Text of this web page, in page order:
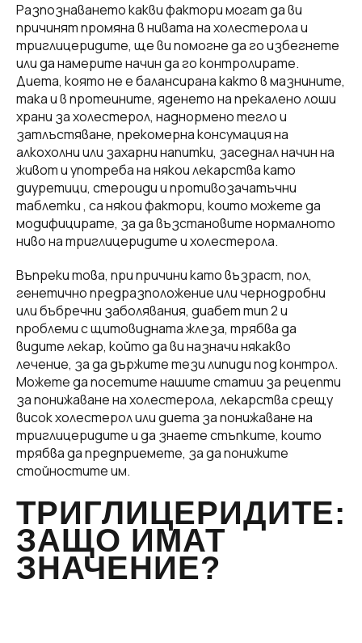
Разпознаването какви фактори могат да ви
причинят промяна в нивата на холестерола и
триглицеридите, ще ви помогне да го избегнете
или да намерите начин да го контролирате.
Диета, която не е балансирана както в мазнините,
така и в протеините, яденето на прекалено лоши
храни за холестерол, наднормено тегло и
затлъстяване, прекомерна консумация на
алкохолни или захарни напитки, заседнал начин на
живот и употреба на някои лекарства като
диуретици, стероиди и противозачатъчни
таблетки , са някои фактори, които можете да
модифицирате, за да възстановите нормалното
ниво на триглицеридите и холестерола.
Въпреки това, при причини като възраст, пол,
генетично предразположение или чернодробни
или бъбречни заболявания, диабет тип 2 и
проблеми с щитовидната жлеза, трябва да
видите лекар, който да ви назначи някакво
лечение, за да държите тези липиди под контрол.
Можете да посетите нашите статии за рецепти
за понижаване на холестерола, лекарства срещу
висок холестерол или диета за понижаване на
триглицеридите и да знаете стъпките, които
трябва да предприемете, за да понижите
стойностите им.
ТРИГЛИЦЕРИДИТЕ:
ЗАЩО ИМАТ
ЗНАЧЕНИЕ?